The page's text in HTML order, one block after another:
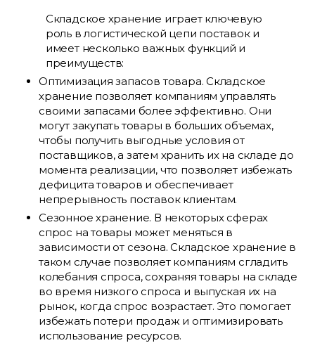
Складское хранение играет ключевую
роль в логистической цепи поставок и
имеет несколько важных функций и
преимуществ:
Оптимизация запасов товара. Складское
хранение позволяет компаниям управлять
своими запасами более эффективно. Они
могут закупать товары в больших объемах,
чтобы получить выгодные условия от
поставщиков, а затем хранить их на складе до
момента реализации, что позволяет избежать
дефицита товаров и обеспечивает
непрерывность поставок клиентам.
Сезонное хранение. В некоторых сферах
спрос на товары может меняться в
зависимости от сезона. Складское хранение в
таком случае позволяет компаниям сгладить
колебания спроса, сохраняя товары на складе
во время низкого спроса и выпуская их на
рынок, когда спрос возрастает. Это помогает
избежать потери продаж и оптимизировать
использование ресурсов.